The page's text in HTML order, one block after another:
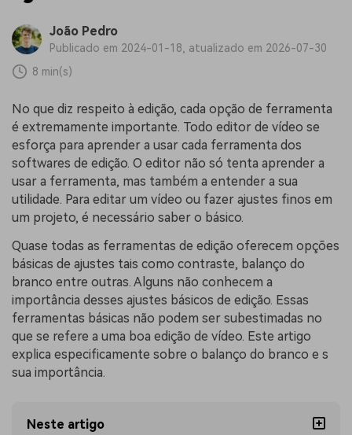
João Pedro
Publicado em 2024-01-18, atualizado em 2026-07-30
8 min(s)
No que diz respeito à edição, cada opção de ferramenta
é extremamente importante. Todo editor de vídeo se
esforça para aprender a usar cada ferramenta dos
softwares de edição. O editor não só tenta aprender a
usar a ferramenta, mas também a entender a sua
utilidade. Para editar um vídeo ou fazer ajustes finos em
um projeto, é necessário saber o básico.
Quase todas as ferramentas de edição oferecem opções
básicas de ajustes tais como contraste, balanço do
branco entre outras. Alguns não conhecem a
importância desses ajustes básicos de edição. Essas
ferramentas básicas não podem ser subestimadas no
que se refere a uma boa edição de vídeo. Este artigo
explica especificamente sobre o balanço do branco e s
sua importância.
Neste artigo